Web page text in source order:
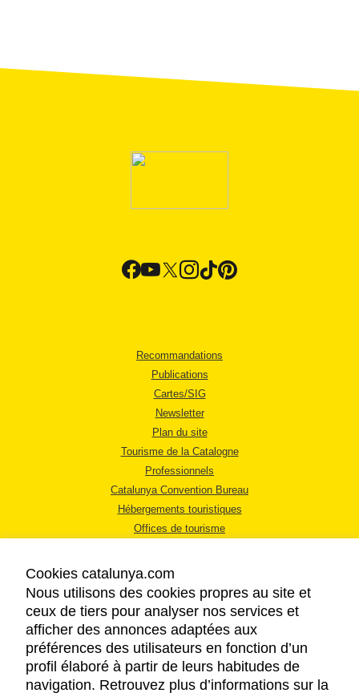
Recommandations
Publications
Cartes/SIG
Newsletter
Plan du site
Tourisme de la Catalogne
Professionnels
Catalunya Convention Bureau
Hébergements touristiques
Offices de tourisme
MENTIONS LÉGALES
RÈGLES DE CONFIDENTIALITÉ
COOKIES
Cookies catalunya.com
Nous utilisons des cookies propres au site et
ceux de tiers pour analyser nos services et
afficher des annonces adaptées aux
préférences des utilisateurs en fonction d’un
profil élaboré à partir de leurs habitudes de
navigation. Retrouvez plus d’informations sur la